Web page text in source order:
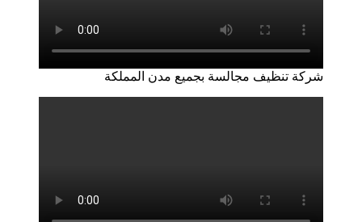
شركة تنظيف مجالسة بجميع مدن المملكة